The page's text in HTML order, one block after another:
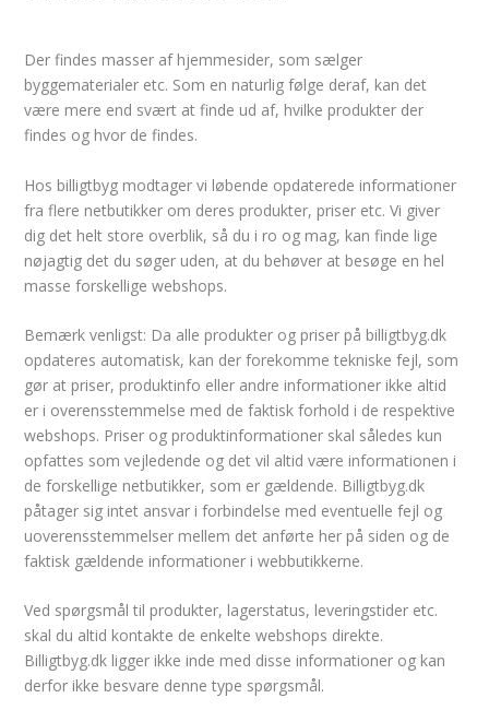
Der findes masser af hjemmesider, som sælger
byggematerialer etc. Som en naturlig følge deraf, kan det
være mere end svært at finde ud af, hvilke produkter der
findes og hvor de findes.
Hos billigtbyg modtager vi løbende opdaterede informationer
fra flere netbutikker om deres produkter, priser etc. Vi giver
dig det helt store overblik, så du i ro og mag, kan finde lige
nøjagtig det du søger uden, at du behøver at besøge en hel
masse forskellige webshops.
Bemærk venligst: Da alle produkter og priser på billigtbyg.dk
opdateres automatisk, kan der forekomme tekniske fejl, som
gør at priser, produktinfo eller andre informationer ikke altid
er i overensstemmelse med de faktisk forhold i de respektive
webshops. Priser og produktinformationer skal således kun
opfattes som vejledende og det vil altid være informationen i
de forskellige netbutikker, som er gældende. Billigtbyg.dk
påtager sig intet ansvar i forbindelse med eventuelle fejl og
uoverensstemmelser mellem det anførte her på siden og de
faktisk gældende informationer i webbutikkerne.
Ved spørgsmål til produkter, lagerstatus, leveringstider etc.
skal du altid kontakte de enkelte webshops direkte.
Billigtbyg.dk ligger ikke inde med disse informationer og kan
derfor ikke besvare denne type spørgsmål.